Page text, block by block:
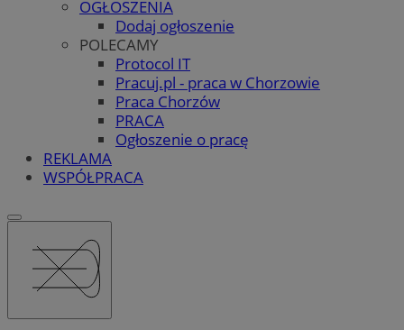
OGŁOSZENIA
Dodaj ogłoszenie
POLECAMY
Protocol IT
Pracuj.pl - praca w Chorzowie
Praca Chorzów
PRACA
Ogłoszenie o pracę
REKLAMA
WSPÓŁPRACA